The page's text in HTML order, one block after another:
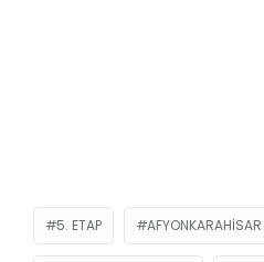
5. ETAP AFYONKARAHISAR